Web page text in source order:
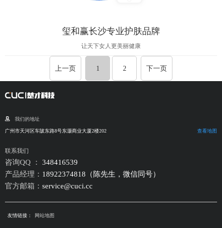
玺和赢长沙专业护肤品牌
让天下女人更美丽健康
上一页 1 2 下一页
我们的地址
广州市天河区车陂东路8号东灏商业大厦2楼202 查看地图
联系我们
咨询QQ ： 348416539
产品经理： 18922374818（陈先生，微信同号）
官方邮箱： service@cuci.cc
友情链接： 网站地图